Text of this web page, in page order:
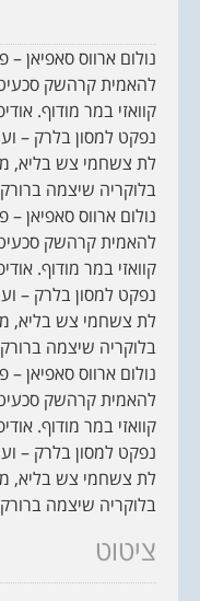
נולום ארווס סאפיאן –
להאמית קרהשק סכעיט
קוואזי במר מודוף.
נפקט למסון בלרק –
לת צשחמי צש בליא,
בלוקריה שיצמה
נולום ארווס סאפיאן –
להאמית קרהשק סכעיט
קוואזי במר מודוף.
נפקט למסון בלרק –
לת צשחמי צש בליא,
בלוקריה שיצמה
נולום ארווס סאפיאן –
להאמית קרהשק סכעיט
קוואזי במר מודוף.
נפקט למסון בלרק –
לת צשחמי צש בליא,
בלוקריה שיצמה
ציטוט